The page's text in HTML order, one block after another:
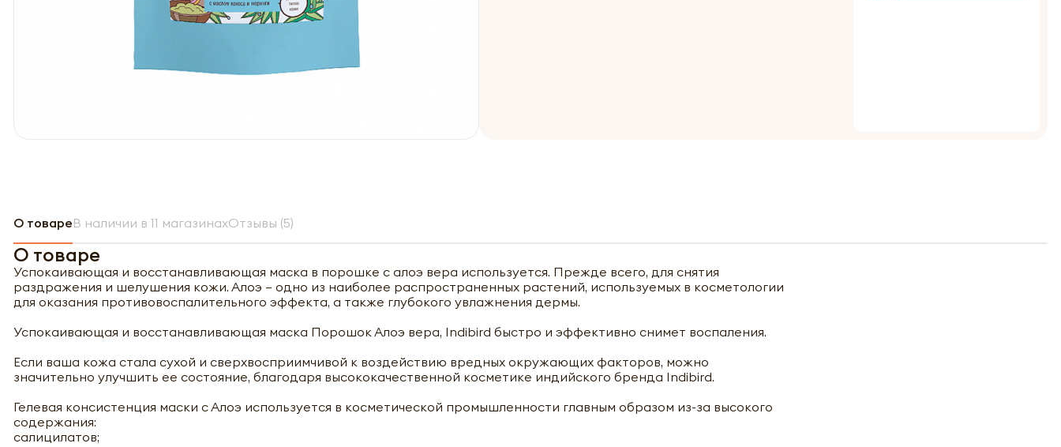
О товареВ наличии в 11 магазинахОтзывы (5)
О товаре
Успокаивающая и восстанавливающая маска в порошке с алоэ вера используется. Прежде всего, для снятия
раздражения и шелушения кожи. Алоэ – одно из наиболее распространенных растений, используемых в косметологии
для оказания противовоспалительного эффекта, а также глубокого увлажнения дермы.
Успокаивающая и восстанавливающая маска Порошок Алоэ вера, Indibird быстро и эффективно снимет воспаления.
Если ваша кожа стала сухой и сверхвосприимчивой к воздействию вредных окружающих факторов, можно
значительно улучшить ее состояние, благодаря высококачественной косметике индийского бренда Indibird.
Гелевая консистенция маски с Алоэ используется в косметической промышленности главным образом из-за высокого
содержания:
салицилатов;